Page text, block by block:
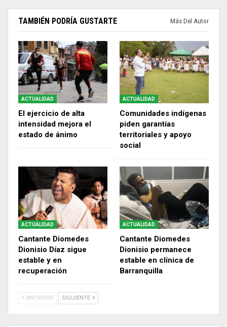
TAMBIÉN PODRÍA GUSTARTE Más Del Autor
ACTUALIDAD
El ejercicio de alta
intensidad mejora el
estado de ánimo
ACTUALIDAD
Comunidades indígenas
piden garantías
territoriales y apoyo
social
ACTUALIDAD
Cantante Diomedes
Dionisio Díaz sigue
estable y en
recuperación
ACTUALIDAD
Cantante Diomedes
Dionisio permanece
estable en clínica de
Barranquilla
ANTERIOR SIGUIENTE